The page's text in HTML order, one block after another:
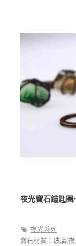
夜光寶石鑰匙圈/
夜光系列
寶石材質：玻璃(